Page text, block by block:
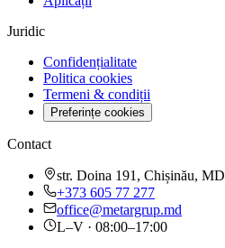
Juridic
Confidențialitate
Politica cookies
Termeni & condiții
Preferințe cookies
Contact
str. Doina 191, Chișinău, MD
+373 605 77 277
office@metargrup.md
L–V · 08:00–17:00